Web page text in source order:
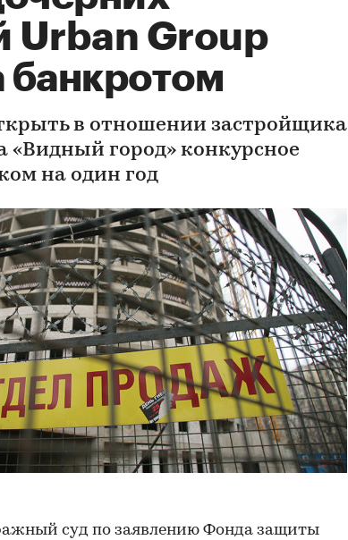
Urban Group
банкротом
в отношении застройщика
«Видный город» конкурсное
на один год
суд по заявлению Фонда защиты